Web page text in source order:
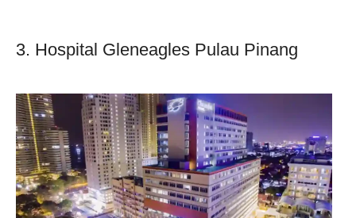
3. Hospital Gleneagles Pulau Pinang